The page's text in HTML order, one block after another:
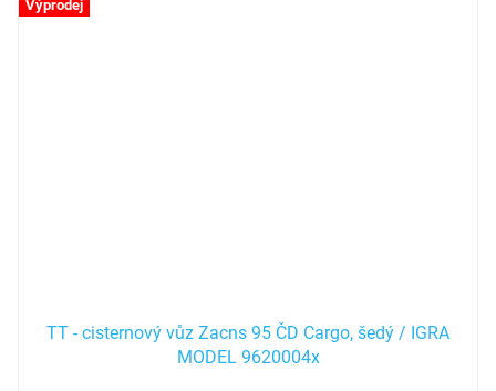
Výprodej
TT - cisternový vůz Zacns 95 ČD Cargo, šedý / IGRA
MODEL 9620004x